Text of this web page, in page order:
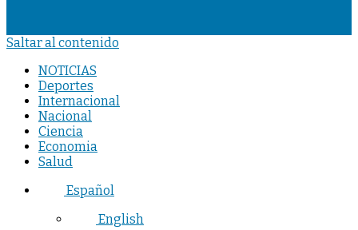
Saltar al contenido
NOTICIAS
Deportes
Internacional
Nacional
Ciencia
Economia
Salud
Español
English